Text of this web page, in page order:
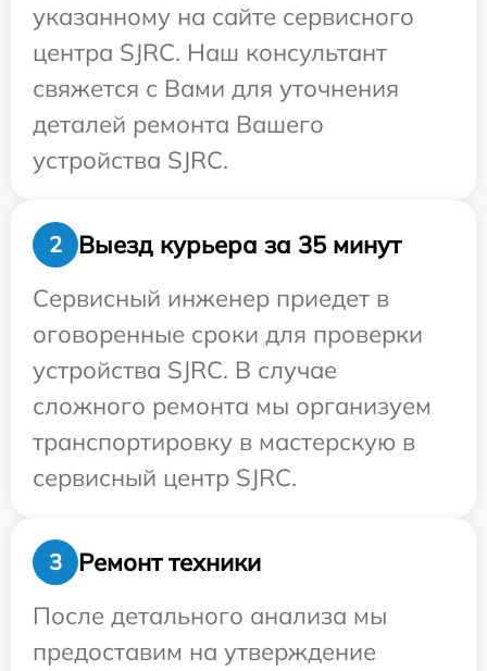
указанному на сайте сервисного
центра SJRC. Наш консультант
свяжется с Вами для уточнения
деталей ремонта Вашего
устройства SJRC.
2
Выезд курьера за 35 минут
Сервисный инженер приедет в
оговоренные сроки для проверки
устройства SJRC. В случае
сложного ремонта мы организуем
транспортировку в мастерскую в
сервисный центр SJRC.
3
Ремонт техники
После детального анализа мы
предоставим на утверждение